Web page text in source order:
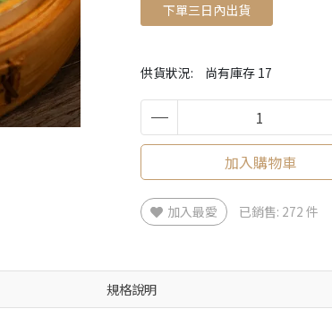
供貨狀況: 尚有庫存 17
下單三日內出貨
加入購物車
加入最愛 已銷售: 272 件
規格說明